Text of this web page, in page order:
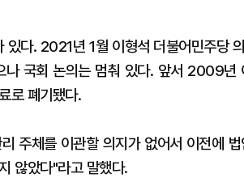
있다. 2021년 1월 이형석 더불어민주당
나 국회 논의는 멈춰 있다. 앞서 2009
로 폐기됐다.
주체를 이관할 의지가 없어서 이전에
않았다"라고 말했다.